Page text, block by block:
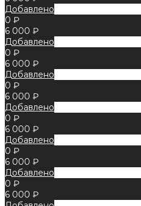
Добавлено
0 ₽
6 000 ₽
Добавлено
0 ₽
6 000 ₽
Добавлено
0 ₽
6 000 ₽
Добавлено
0 ₽
6 000 ₽
Добавлено
0 ₽
6 000 ₽
Добавлено
0 ₽
6 000 ₽